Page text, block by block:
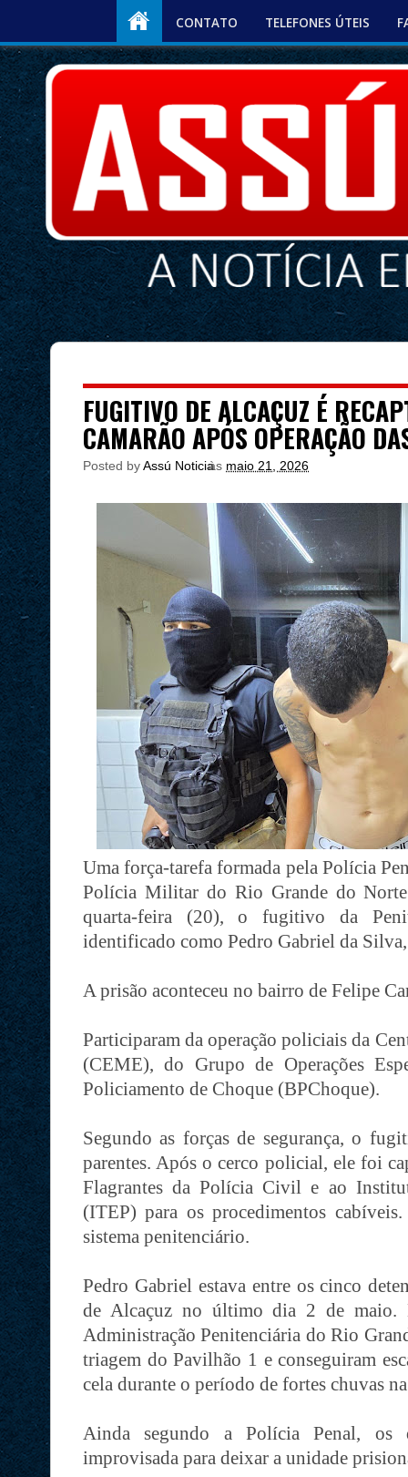
CONTATO TELEFONES ÚTEIS
FUGITIVO DE ALCAÇUZ É
CAMARÃO APÓS OPERAÇÃO
Posted byAssú Noticia
às maio 21, 2026
Uma força-tarefa formada pela Polícia
Polícia Militar do Rio Grande do
quarta-feira (20), o fugitivo da
identificado como Pedro Gabriel da
A prisão aconteceu no bairro de Felipe
Participaram da operação policiais da
(CEME), do Grupo de Operações
Policiamento de Choque (BPChoque).
Segundo as forças de segurança, o
parentes. Após o cerco policial, ele foi
Flagrantes da Polícia Civil e ao
(ITEP) para os procedimentos
sistema penitenciário.
Pedro Gabriel estava entre os cinco
de Alcaçuz no último dia 2 de maio.
Administração Penitenciária do Rio
triagem do Pavilhão 1 e conseguiram
cela durante o período de fortes chuvas
Ainda segundo a Polícia Penal, os
improvisada para deixar a unidade